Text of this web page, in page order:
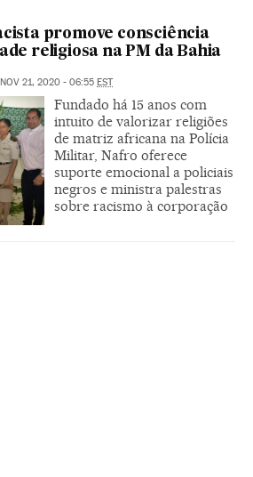
promove consciência
religiosa na PM da Bahia
NOV 21, 2020 - 06:55 EST
Fundado há 15 anos com
intuito de valorizar religiões
de matriz africana na Polícia
Militar, Nafro oferece
suporte emocional a policiais
negros e ministra palestras
sobre racismo à corporação